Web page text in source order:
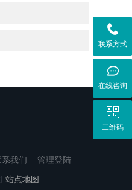
系我们
管理登陆
站点地图
联系方式
在线咨询
二维码